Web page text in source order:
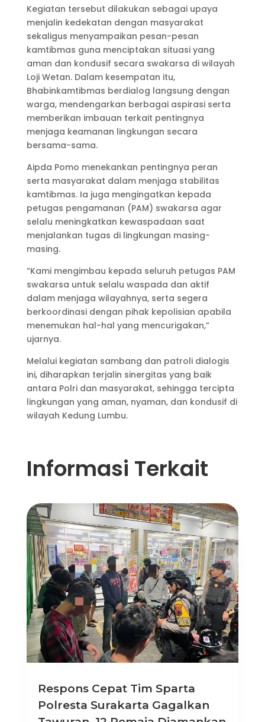
Kegiatan tersebut dilakukan sebagai upaya
menjalin kedekatan dengan masyarakat
sekaligus menyampaikan pesan-pesan
kamtibmas guna menciptakan situasi yang
aman dan kondusif secara swakarsa di wilayah
Loji Wetan. Dalam kesempatan itu,
Bhabinkamtibmas berdialog langsung dengan
warga, mendengarkan berbagai aspirasi serta
memberikan imbauan terkait pentingnya
menjaga keamanan lingkungan secara
bersama-sama.
Aipda Pomo menekankan pentingnya peran
serta masyarakat dalam menjaga stabilitas
kamtibmas. Ia juga mengingatkan kepada
petugas pengamanan (PAM) swakarsa agar
selalu meningkatkan kewaspadaan saat
menjalankan tugas di lingkungan masing-
masing.
“Kami mengimbau kepada seluruh petugas PAM
swakarsa untuk selalu waspada dan aktif
dalam menjaga wilayahnya, serta segera
berkoordinasi dengan pihak kepolisian apabila
menemukan hal-hal yang mencurigakan,”
ujarnya.
Melalui kegiatan sambang dan patroli dialogis
ini, diharapkan terjalin sinergitas yang baik
antara Polri dan masyarakat, sehingga tercipta
lingkungan yang aman, nyaman, dan kondusif di
wilayah Kedung Lumbu.
Informasi Terkait
Respons Cepat Tim Sparta
Polresta Surakarta Gagalkan